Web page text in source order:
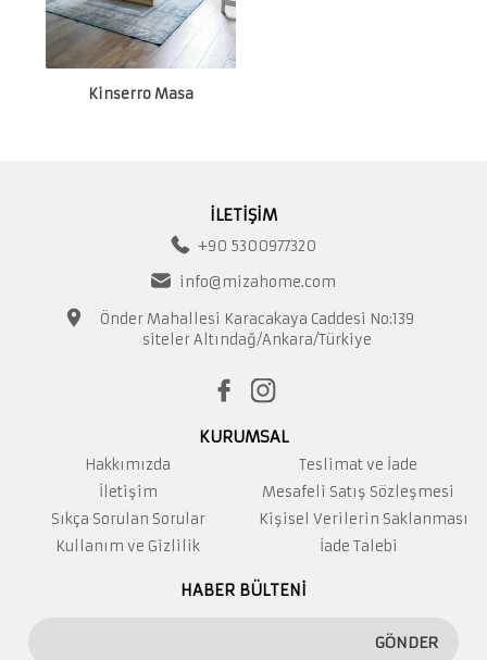
Kinserro Masa
İLETİŞİM
+90 5300977320
info@mizahome.com
Önder Mahallesi Karacakaya Caddesi No:139
siteler Altındağ/Ankara/Türkiye
KURUMSAL
Hakkımızda
İletişim
Sıkça Sorulan Sorular
Kullanım ve Gizlilik
Teslimat ve İade
Mesafeli Satış Sözleşmesi
Kişisel Verilerin Saklanması
İade Talebi
HABER BÜLTENİ
GÖNDER